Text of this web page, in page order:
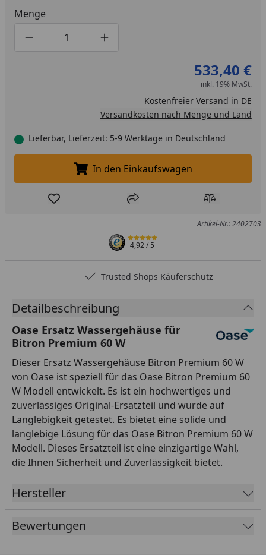
Menge
Produktmenge um eins verringern
Produktmenge manuell eingeben
Produktmenge um eins erhöhen
533,40 €
inkl. 19% MwSt.
Kostenfreier Versand in DE
Versandkosten nach Menge und Land
Lieferbar, Lieferzeit: 5-9 Werktage in Deutschland
In den Einkaufswagen legen
In den Einkaufswagen
Produkt zur Wunschliste hinzufügen
Teilen Produkt
Artikel-Nr.: 2402703
4,92/ 5
Trusted Shops Käuferschutz
Detailbeschreibung
Oase Ersatz Wassergehäuse für
Bitron Premium 60 W
Dieser Ersatz Wassergehäuse Bitron Premium 60 W
von Oase ist speziell für das Oase Bitron Premium 60
W Modell entwickelt. Es ist ein hochwertiges und
zuverlässiges Original-Ersatzteil und wurde auf
Langlebigkeit getestet. Es bietet eine solide und
langlebige Lösung für das Oase Bitron Premium 60 W
Modell. Dieses Ersatzteil ist eine einzigartige Wahl,
die Ihnen Sicherheit und Zuverlässigkeit bietet.
Hersteller
Bewertungen